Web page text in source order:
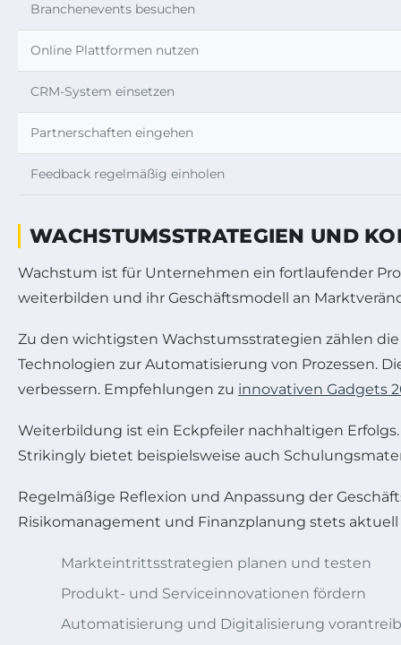
Branchenevents besuchen
Online Plattformen nutzen
CRM-System einsetzen
Partnerschaften eingehen
Feedback regelmäßig einholen
WACHSTUMSSTRATEGIEN UND
Wachstum ist für Unternehmen ein fortlaufender
weiterbilden und ihr Geschäftsmodell an
Zu den wichtigsten Wachstumsstrategien zählen
Technologien zur Automatisierung von Prozessen.
verbessern. Empfehlungen zu innovativen Gadgets
Weiterbildung ist ein Eckpfeiler nachhaltigen
Strikingly bietet beispielsweise auch
Regelmäßige Reflexion und Anpassung der
Risikomanagement und Finanzplanung stets
Markteintrittsstrategien planen und testen
Produkt- und Serviceinnovationen fördern
Automatisierung und Digitalisierung